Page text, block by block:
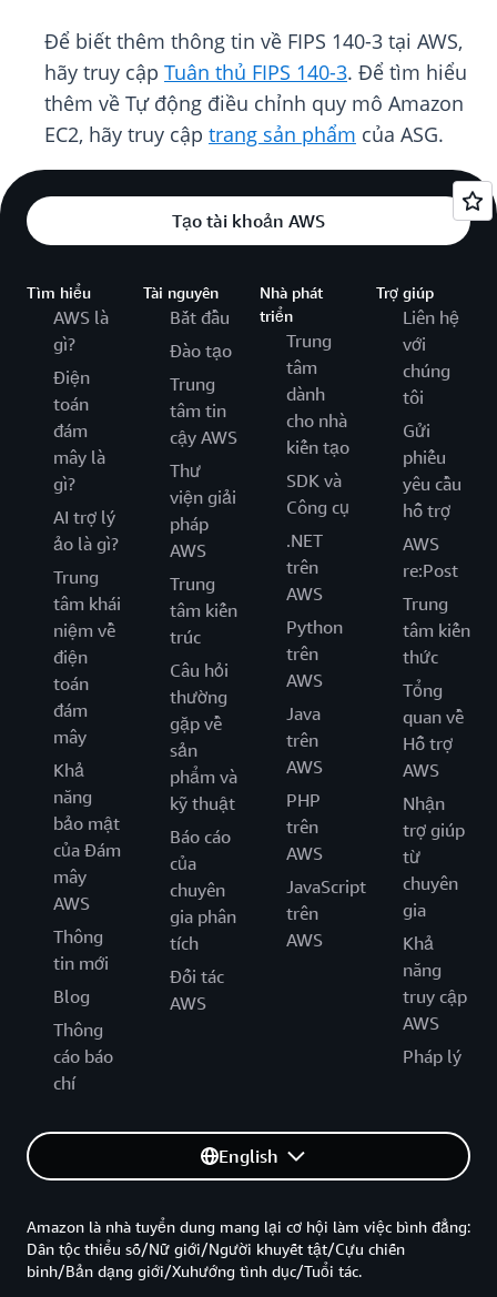
Để biết thêm thông tin về FIPS 140-3 tại AWS,
hãy truy cập Tuân thủ FIPS 140-3. Để tìm hiểu
thêm về Tự động điều chỉnh quy mô Amazon
EC2, hãy truy cập trang sản phẩm của ASG.
Tạo tài khoản AWS
Tìm hiểu
AWS là
gì?
Điện
toán
đám
mây là
gì?
AI trợ lý
ảo là gì?
Trung
tâm khái
niệm về
điện
toán
đám
mây
Khả
năng
bảo mật
của Đám
mây
AWS
Thông
tin mới
Blog
Thông
cáo báo
chí
Tài nguyên
Bắt đầu
Đào tạo
Trung
tâm tin
cậy AWS
Thư
viện giải
pháp
AWS
Trung
tâm kiến
trúc
Câu hỏi
thường
gặp về
sản
phẩm và
kỹ thuật
Báo cáo
của
chuyên
gia phân
tích
Đối tác
AWS
Nhà phát
triển
Trung
tâm
dành
cho nhà
kiến tạo
SDK và
Công cụ
.NET
trên
AWS
Python
trên
AWS
Java
trên
AWS
PHP
trên
AWS
JavaScript
trên
AWS
Trợ giúp
Liên hệ
với
chúng
tôi
Gửi
phiếu
yêu cầu
hỗ trợ
AWS
re:Post
Trung
tâm kiến
thức
Tổng
quan về
Hỗ trợ
AWS
Nhận
trợ giúp
từ
chuyên
gia
Khả
năng
truy cập
AWS
Pháp lý
English
Amazon là nhà tuyển dung mang lại cơ hội làm việc bình đẳng:
Dân tộc thiểu số/Nữ giới/Người khuyết tật/Cựu chiến
binh/Bản dạng giới/Xuhướng tình dục/Tuổi tác.